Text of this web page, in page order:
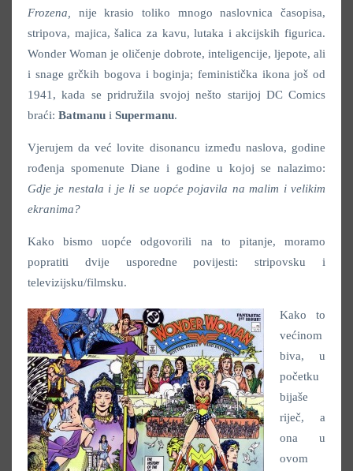
Frozena,
nije krasio toliko mnogo naslovnica časopisa,
stripova, majica, šalica za kavu, lutaka i akcijskih figurica.
Wonder Woman je oličenje dobrote, inteligencije, ljepote, ali
i snage grčkih bogova i boginja; feministička ikona još od
1941, kada se pridružila svojoj nešto starijoj DC Comics
braći: Batmanu i Supermanu.
Vjerujem da već lovite disonancu između naslova, godine
rođenja spomenute Diane i godine u kojoj se nalazimo:
Gdje je nestala i je li se uopće pojavila na malim i velikim
ekranima?
Kako bismo uopće odgovorili na to pitanje, moramo
popratiti dvije usporedne povijesti: stripovsku i
televizijsku/filmsku.
Kako to
većinom
biva, u
početku
bijaše
riječ, a
ona u
ovom